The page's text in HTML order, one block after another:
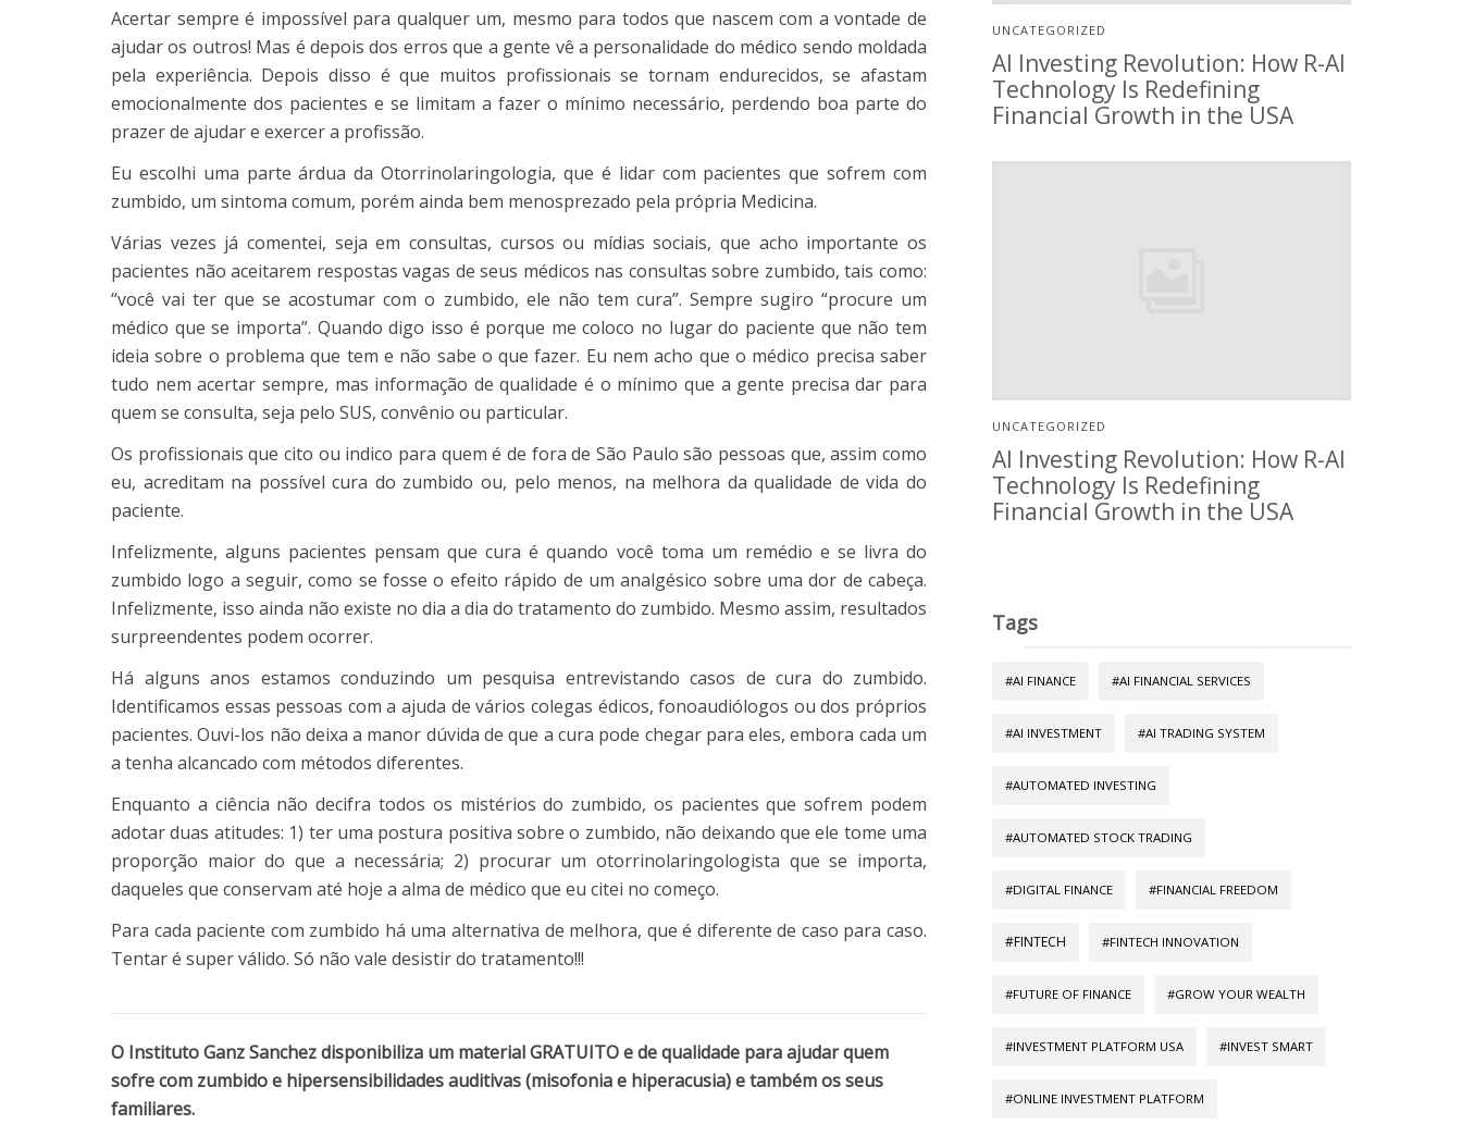
Acertar sempre é impossível para qualquer um, mesmo para todos que nascem com a vontade de
ajudar os outros! Mas é depois dos erros que a gente vê a personalidade do médico sendo moldada
pela experiência. Depois disso é que muitos profissionais se tornam endurecidos, se afastam
emocionalmente dos pacientes e se limitam a fazer o mínimo necessário, perdendo boa parte do
prazer de ajudar e exercer a profissão.
Eu escolhi uma parte árdua da Otorrinolaringologia, que é lidar com pacientes que sofrem com
zumbido, um sintoma comum, porém ainda bem menosprezado pela própria Medicina.
Várias vezes já comentei, seja em consultas, cursos ou mídias sociais, que acho importante os
pacientes não aceitarem respostas vagas de seus médicos nas consultas sobre zumbido, tais como:
“você vai ter que se acostumar com o zumbido, ele não tem cura”. Sempre sugiro “procure um
médico que se importa”. Quando digo isso é porque me coloco no lugar do paciente que não tem
ideia sobre o problema que tem e não sabe o que fazer. Eu nem acho que o médico precisa saber
tudo nem acertar sempre, mas informação de qualidade é o mínimo que a gente precisa dar para
quem se consulta, seja pelo SUS, convênio ou particular.
Os profissionais que cito ou indico para quem é de fora de São Paulo são pessoas que, assim como
eu, acreditam na possível cura do zumbido ou, pelo menos, na melhora da qualidade de vida do
paciente.
Infelizmente, alguns pacientes pensam que cura é quando você toma um remédio e se livra do
zumbido logo a seguir, como se fosse o efeito rápido de um analgésico sobre uma dor de cabeça.
Infelizmente, isso ainda não existe no dia a dia do tratamento do zumbido. Mesmo assim, resultados
surpreendentes podem ocorrer.
Há alguns anos estamos conduzindo um pesquisa entrevistando casos de cura do zumbido.
Identificamos essas pessoas com a ajuda de vários colegas édicos, fonoaudiólogos ou dos próprios
pacientes. Ouvi-los não deixa a manor dúvida de que a cura pode chegar para eles, embora cada um
a tenha alcancado com métodos diferentes.
Enquanto a ciência não decifra todos os mistérios do zumbido, os pacientes que sofrem podem
adotar duas atitudes: 1) ter uma postura positiva sobre o zumbido, não deixando que ele tome uma
proporção maior do que a necessária; 2) procurar um otorrinolaringologista que se importa,
daqueles que conservam até hoje a alma de médico que eu citei no começo.
Para cada paciente com zumbido há uma alternativa de melhora, que é diferente de caso para caso.
Tentar é super válido. Só não vale desistir do tratamento!!!
O Instituto Ganz Sanchez disponibiliza um material GRATUITO e de qualidade para ajudar quem
sofre com zumbido e hipersensibilidades auditivas (misofonia e hiperacusia) e também os seus
familiares.
UNCATEGORIZED
AI Investing Revolution: How R-AI
Technology Is Redefining
Financial Growth in the USA
UNCATEGORIZED
AI Investing Revolution: How R-AI
Technology Is Redefining
Financial Growth in the USA
Tags
#AI FINANCE #AI FINANCIAL SERVICES
#AI INVESTMENT #AI TRADING SYSTEM
#AUTOMATED INVESTING
#AUTOMATED STOCK TRADING
#DIGITAL FINANCE #FINANCIAL FREEDOM
#FINTECH #FINTECH INNOVATION
#FUTURE OF FINANCE #GROW YOUR WEALTH
#INVESTMENT PLATFORM USA #INVEST SMART
#ONLINE INVESTMENT PLATFORM